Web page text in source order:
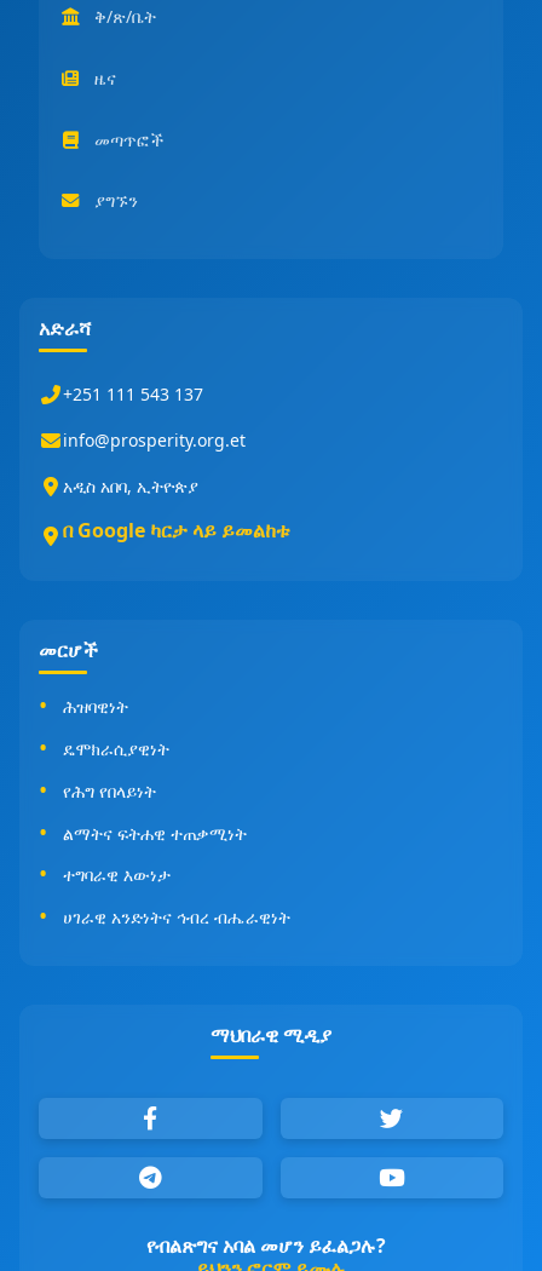
ቅ/ጽ/ቤት
ዜና
መጣጥፎች
ያግኙን
አድራሻ
+251 111 543 137
info@prosperity.org.et
አዲስ አበባ, ኢትዮጵያ
በ Google ካርታ ላይ ይመልከቱ
መርሆች
ሕዝባዊነት
ዴሞክራሲያዊነት
የሕግ የበላይነት
ልማትና ፍትሐዊ ተጠቃሚነት
ተግባራዊ እውነታ
ሀገራዊ አንድነትና ኅብረ ብሔራዊነት
ማህበራዊ ሚዲያ
የብልጽግና አባል መሆን ይፈልጋሉ?